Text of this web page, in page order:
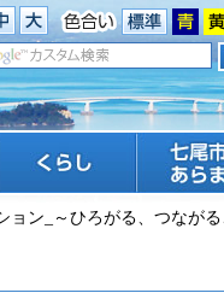
七尾市のあ
ョン_～ひろがる、つながる